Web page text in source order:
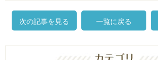
次の記事を見る 一覧に戻る